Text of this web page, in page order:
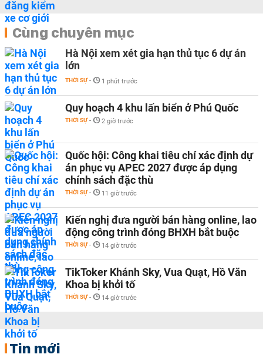
Cùng chuyên mục
Hà Nội xem xét gia hạn thủ tục 6 dự án
lớn
THỜI SỰ - 1 phút trước
Quy hoạch 4 khu lấn biển ở Phú Quốc
THỜI SỰ - 2 giờ trước
Quốc hội: Công khai tiêu chí xác định dự
án phục vụ APEC 2027 được áp dụng
chính sách đặc thù
THỜI SỰ - 11 giờ trước
Kiến nghị đưa người bán hàng online, lao
động công trình đóng BHXH bắt buộc
THỜI SỰ - 14 giờ trước
TikToker Khánh Sky, Vua Quạt, Hồ Văn
Khoa bị khởi tố
THỜI SỰ - 14 giờ trước
Tin mới